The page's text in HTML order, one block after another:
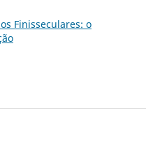
Finisseculares: o